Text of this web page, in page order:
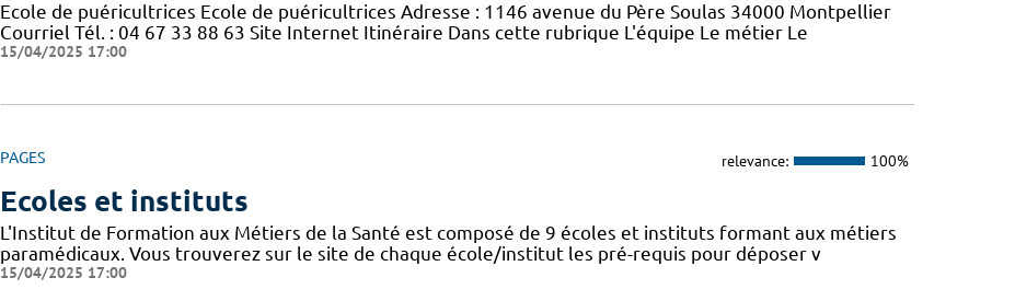
Ecole de puéricultrices Ecole de puéricultrices Adresse : 1146 avenue du Père Soulas 34000 Montpellier
Courriel Tél. : 04 67 33 88 63 Site Internet Itinéraire Dans cette rubrique L'équipe Le métier Le
15/04/2025 17:00
PAGES relevance: 100%
Ecoles et instituts
L'Institut de Formation aux Métiers de la Santé est composé de 9 écoles et instituts formant aux métiers
paramédicaux. Vous trouverez sur le site de chaque école/institut les pré-requis pour déposer v
15/04/2025 17:00